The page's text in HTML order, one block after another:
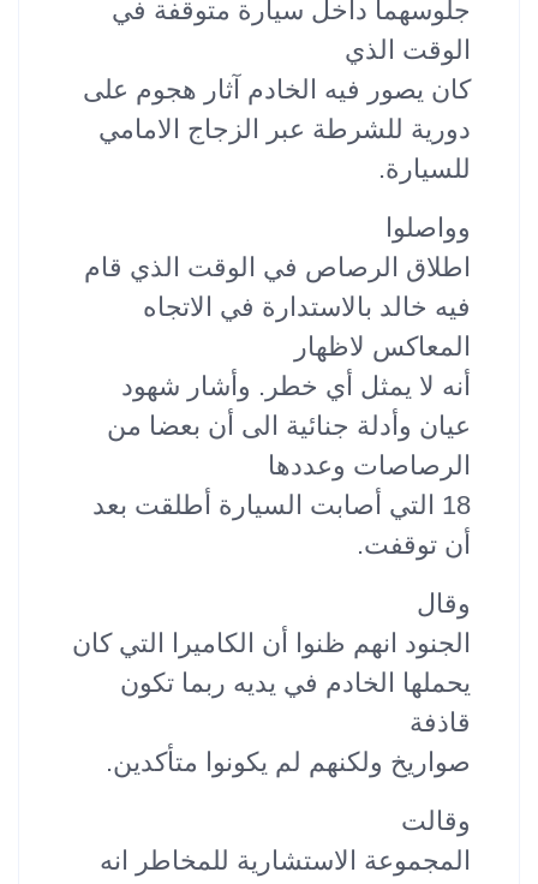
جلوسهما داخل سيارة متوقفة في
الوقت الذي
كان يصور فيه الخادم آثار هجوم على
دورية للشرطة عبر الزجاج الامامي
للسيارة.
وواصلوا
اطلاق الرصاص في الوقت الذي قام
فيه خالد بالاستدارة في الاتجاه
المعاكس لاظهار
أنه لا يمثل أي خطر. وأشار شهود
عيان وأدلة جنائية الى أن بعضا من
الرصاصات وعددها
18 التي أصابت السيارة أطلقت بعد
أن توقفت.
وقال
الجنود انهم ظنوا أن الكاميرا التي كان
يحملها الخادم في يديه ربما تكون
قاذفة
صواريخ ولكنهم لم يكونوا متأكدين.
وقالت
المجموعة الاستشارية للمخاطر انه